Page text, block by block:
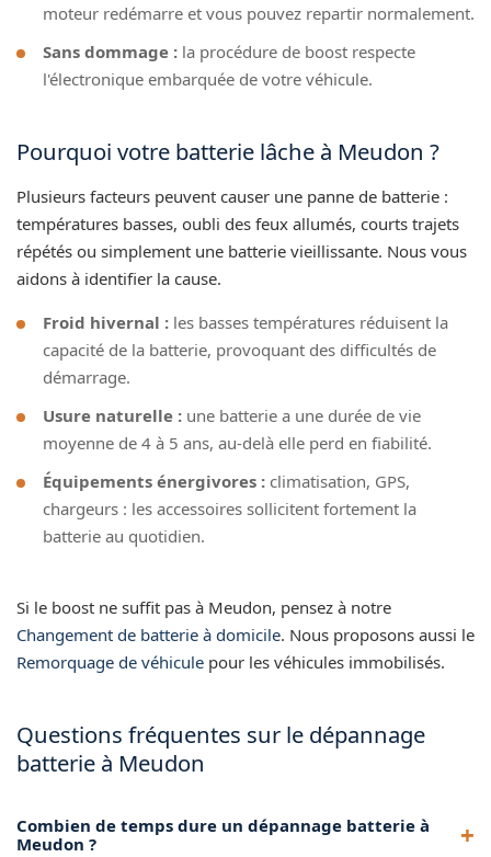
moteur redémarre et vous pouvez repartir normalement.
Sans dommage : la procédure de boost respecte
l'électronique embarquée de votre véhicule.
Pourquoi votre batterie lâche à Meudon ?
Plusieurs facteurs peuvent causer une panne de batterie :
températures basses, oubli des feux allumés, courts trajets
répétés ou simplement une batterie vieillissante. Nous vous
aidons à identifier la cause.
Froid hivernal : les basses températures réduisent la
capacité de la batterie, provoquant des difficultés de
démarrage.
Usure naturelle : une batterie a une durée de vie
moyenne de 4 à 5 ans, au-delà elle perd en fiabilité.
Équipements énergivores : climatisation, GPS,
chargeurs : les accessoires sollicitent fortement la
batterie au quotidien.
Si le boost ne suffit pas à Meudon, pensez à notre
Changement de batterie à domicile. Nous proposons aussi le
Remorquage de véhicule pour les véhicules immobilisés.
Questions fréquentes sur le dépannage
batterie à Meudon
Combien de temps dure un dépannage batterie à
Meudon ?